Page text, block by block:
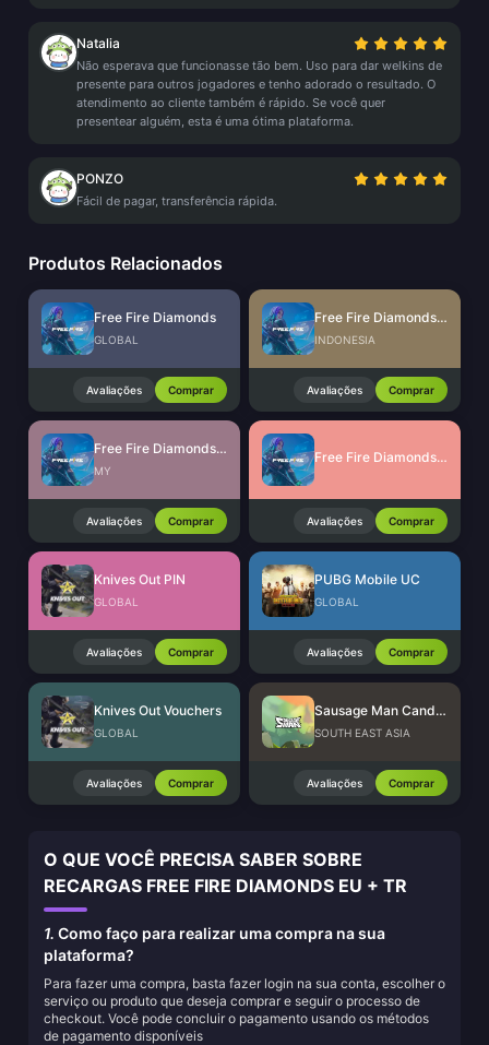
Natalia
Não esperava que funcionasse tão bem. Uso para dar welkins de
presente para outros jogadores e tenho adorado o resultado. O
atendimento ao cliente também é rápido. Se você quer
presentear alguém, esta é uma ótima plataforma.
PONZO
Fácil de pagar, transferência rápida.
Produtos Relacionados
Free Fire Diamonds
GLOBAL
Avaliações Comprar
Free Fire Diamonds (ID)
INDONESIA
Avaliações Comprar
Free Fire Diamonds (MY/SG/PH/KH)
MY
Avaliações Comprar
Free Fire Diamonds (LATAM)
Avaliações Comprar
Knives Out PIN
GLOBAL
Avaliações Comprar
PUBG Mobile UC
GLOBAL
Avaliações Comprar
Knives Out Vouchers
GLOBAL
Avaliações Comprar
Sausage Man Candies
SOUTH EAST ASIA
Avaliações Comprar
O QUE VOCÊ PRECISA SABER SOBRE
RECARGAS FREE FIRE DIAMONDS EU + TR
1. Como faço para realizar uma compra na sua
plataforma?
Para fazer uma compra, basta fazer login na sua conta, escolher o
serviço ou produto que deseja comprar e seguir o processo de
checkout. Você pode concluir o pagamento usando os métodos
de pagamento disponíveis